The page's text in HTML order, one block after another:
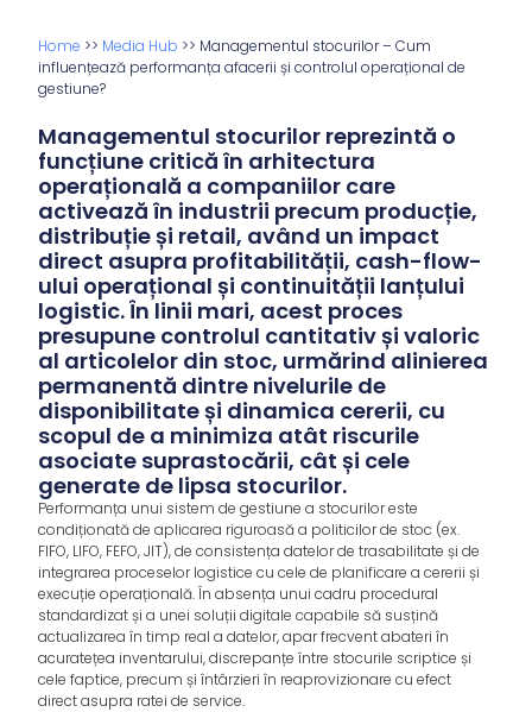
Home >> Media Hub >> Managementul stocurilor – Cum
influențează performanța afacerii și controlul operațional de
gestiune?
Managementul stocurilor reprezintă o
funcțiune critică în arhitectura
operațională a companiilor care
activează în industrii precum producție,
distribuție și retail, având un impact
direct asupra profitabilității, cash-flow-
ului operațional și continuității lanțului
logistic. În linii mari, acest proces
presupune controlul cantitativ și valoric
al articolelor din stoc, urmărind alinierea
permanentă dintre nivelurile de
disponibilitate și dinamica cererii, cu
scopul de a minimiza atât riscurile
asociate suprastocării, cât și cele
generate de lipsa stocurilor.
Performanța unui sistem de gestiune a stocurilor este
condiționată de aplicarea riguroasă a politicilor de stoc (ex.
FIFO, LIFO, FEFO, JIT), de consistența datelor de trasabilitate și de
integrarea proceselor logistice cu cele de planificare a cererii și
execuție operațională. În absența unui cadru procedural
standardizat și a unei soluții digitale capabile să susțină
actualizarea în timp real a datelor, apar frecvent abateri în
acuratețea inventarului, discrepanțe între stocurile scriptice și
cele faptice, precum și întârzieri în reaprovizionare cu efect
direct asupra ratei de service.